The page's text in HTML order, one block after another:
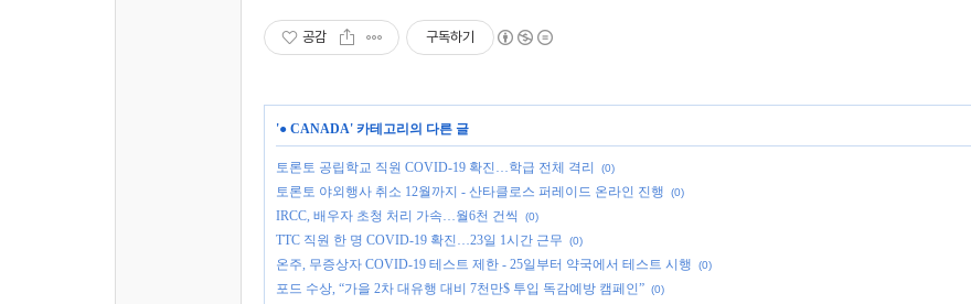
공감 구독하기
'● CANADA' 카테고리의 다른 글
토론토 공립학교 직원 COVID-19 확진…학급 전체 격리 (0)
토론토 야외행사 취소 12월까지 - 산타클로스 퍼레이드 온라인 진행 (0)
IRCC, 배우자 초청 처리 가속…월6천 건씩 (0)
TTC 직원 한 명 COVID-19 확진…23일 1시간 근무 (0)
온주, 무증상자 COVID-19 테스트 제한 - 25일부터 약국에서 테스트 시행 (0)
포드 수상, “가을 2차 대유행 대비 7천만$ 투입 독감예방 캠페인” (0)